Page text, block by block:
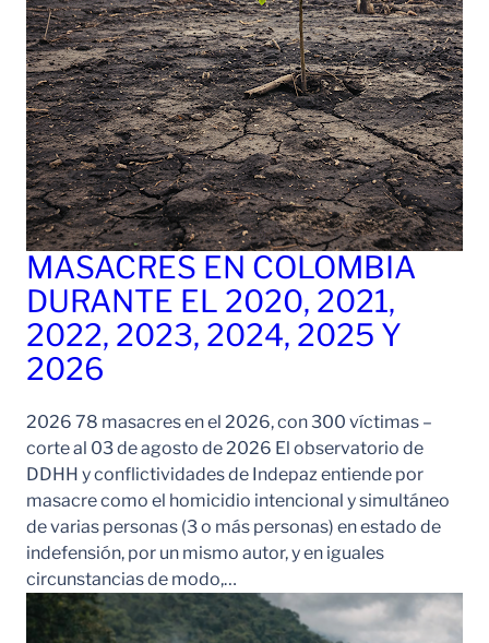
MASACRES EN COLOMBIA
DURANTE EL 2020, 2021,
2022, 2023, 2024, 2025 Y
2026
2026 78 masacres en el 2026, con 300 víctimas –
corte al 03 de agosto de 2026 El observatorio de
DDHH y conflictividades de Indepaz entiende por
masacre como el homicidio intencional y simultáneo
de varias personas (3 o más personas) en estado de
indefensión, por un mismo autor, y en iguales
circunstancias de modo,…